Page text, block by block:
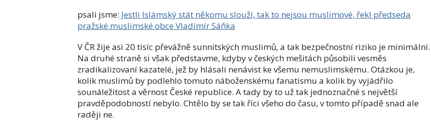
psali jsme: Jestli Islámský stát někomu slouží, tak to nejsou muslimové, řekl předseda
pražské muslimské obce Vladimír Sáňka
V ČR žije asi 20 tisíc převážně sunnitských muslimů, a tak bezpečnostní riziko je minimální.
Na druhé straně si však představme, kdyby v českých mešitách působili vesměs
zradikalizovaní kazatelé, jež by hlásali nenávist ke všemu nemuslimskému. Otázkou je,
kolik muslimů by podlehlo tomuto náboženskému fanatismu a kolik by vyjádřilo
sounáležitost a věrnost České republice. A tady by to už tak jednoznačné s největší
pravděpodobností nebylo. Chtělo by se tak říci všeho do času, v tomto případě snad ale
raději ne.